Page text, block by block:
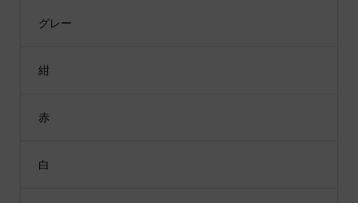
グレー
紺
赤
白